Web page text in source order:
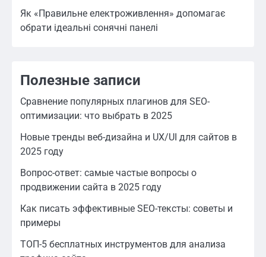
Як «Правильне електроживлення» допомагає
обрати ідеальні сонячні панелі
Полезные записи
Сравнение популярных плагинов для SEO-
оптимизации: что выбрать в 2025
Новые тренды веб-дизайна и UX/UI для сайтов в
2025 году
Вопрос-ответ: самые частые вопросы о
продвижении сайта в 2025 году
Как писать эффективные SEO-тексты: советы и
примеры
ТОП-5 бесплатных инструментов для анализа